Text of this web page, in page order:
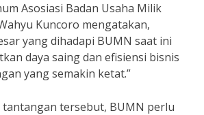
Asosiasi Badan Usaha Milik
Kuncoro mengatakan,
yang dihadapi BUMN saat ini
daya saing dan efisiensi bisnis
yang semakin ketat.”
tersebut, BUMN perlu